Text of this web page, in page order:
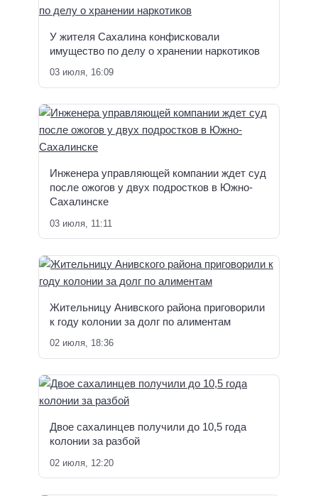
У жителя Сахалина конфисковали
имущество по делу о хранении наркотиков
03 июля, 16:09
Инженера управляющей компании ждет суд
после ожогов у двух подростков в Южно-
Сахалинске
03 июля, 11:11
Жительницу Анивского района приговорили
к году колонии за долг по алиментам
02 июля, 18:36
Двое сахалинцев получили до 10,5 года
колонии за разбой
02 июля, 12:20